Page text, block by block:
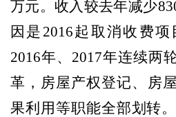
万元。收入较去年减少
因是2016起取消收费项
2016年、2017年连续两
革，房屋产权登记、房
果利用等职能全部划转